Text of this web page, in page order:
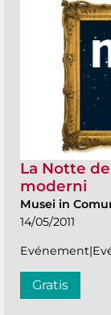
La Notte
moderni
Musei in
14/05/2011
Gratis